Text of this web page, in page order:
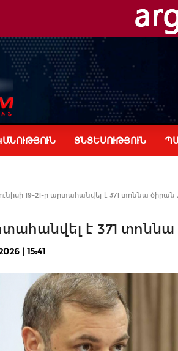
ՏՆՏԵՍՈՒԹՅՈՒՆ
19-21-ը արտահանվել է 371 տոննա
է 371
| 15:41